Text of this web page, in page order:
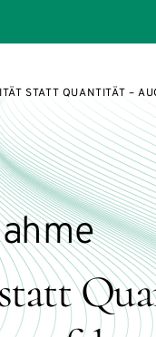
STATT QUANTITÄT –